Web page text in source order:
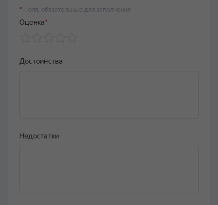
* Поля, обязательные для заполнения
Оценка*
Достоинства
Недостатки